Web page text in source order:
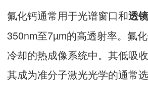
氟化钙通常用于光谱窗口和透镜
350nm至7µm的高透射率。氟
冷却的热成像系统中。其低吸
其成为准分子激光光学的通常